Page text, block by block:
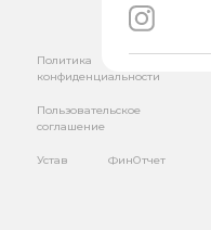
Политика
конфиденциальности
Пользовательское
соглашение
Устав ФинОтчет